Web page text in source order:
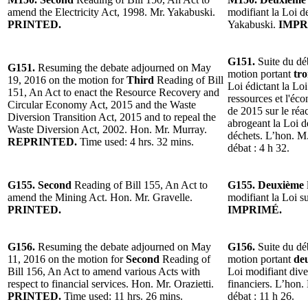
amend the Electricity Act, 1998. Mr. Yakabuski.
PRINTED.
modifiant la Loi
Yakabuski.
G151. Resuming the debate adjourned on May
19, 2016 on the motion forThird Reading of Bill
151, An Act to enact the Resource Recovery and
Circular Economy Act, 2015 and the Waste
Diversion Transition Act, 2015 and to repeal the
Waste Diversion Act, 2002. Hon. Mr. Murray.
REPRINTED. Time used: 4 hrs. 32 mins.
G151. Suite du
motion portant
Loi édictant la Loi
ressources et
de 2015 sur le
abrogeant la Loi
déchets. L’hon.
débat : 4 h 32.
G155. Second Reading of Bill 155, An Act to
amend the Mining Act. Hon. Mr. Gravelle.
PRINTED.
G155. Deuxième
modifiant la Loi
IMPRIMÉ.
G156. Resuming the debate adjourned on May
11, 2016 on the motion forSecond Reading of
Bill 156, An Act to amend various Acts with
respect to financial services. Hon. Mr. Orazietti.
PRINTED. Time used: 11 hrs. 26 mins.
G156. Suite du
motion portant
Loi modifiant
financiers.
débat : 11 h 26.